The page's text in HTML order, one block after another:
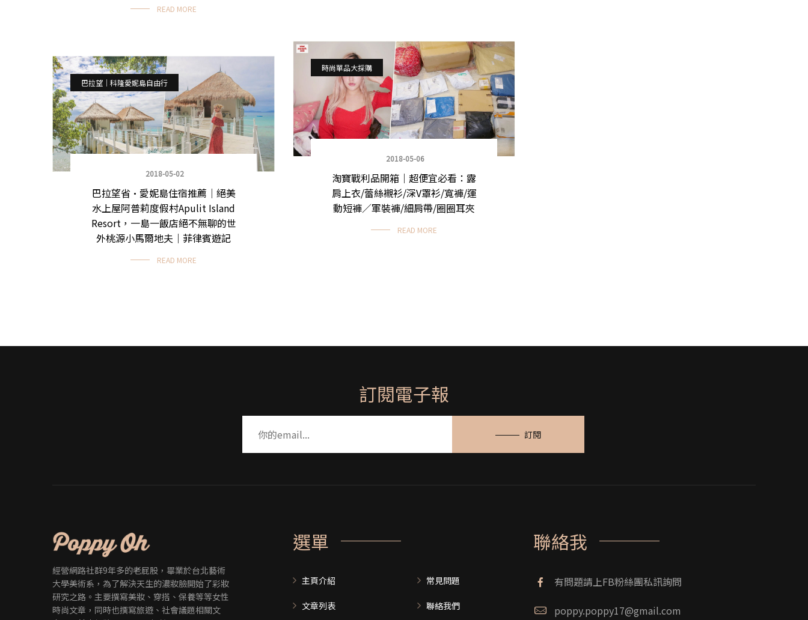
READ MORE
時尚單品大採購
2018-05-06
淘寶戰利品開箱｜超便宜必看：露
肩上衣/蕾絲襯衫/深V罩衫/寬褲/運
動短褲／軍裝褲/細肩帶/圈圈耳夾
READ MORE
巴拉望｜科隆愛妮島自由行
2018-05-02
巴拉望省•愛妮島住宿推薦｜絕美
水上屋阿普莉度假村Apulit Island
Resort，一島一飯店絕不無聊的世
外桃源小馬爾地夫｜菲律賓遊記
READ MORE
訂閱電子報
訂閱
經營網路社群9年多的老屁股，畢業於台北藝術
大學美術系，為了解決天生的濃妝臉開始了彩妝
研究之路。主要撰寫美妝、穿搭、保養等等女性
時尚文章，同時也撰寫旅遊、社會議題相關文
選單
主頁介紹
文章列表
常見問題
聯絡我們
聯絡我
有問題請上FB粉絲團私訊詢問
poppy.poppy17@gmail.com